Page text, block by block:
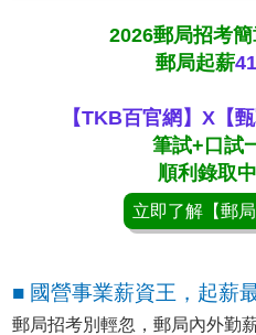
2026郵局招考簡
郵局起薪
【TKB百官網】X【
筆試+口試
順利錄取
立即了解【郵
■ 國營事業薪資王，起薪
郵局招考別輕忽，郵局內外勤